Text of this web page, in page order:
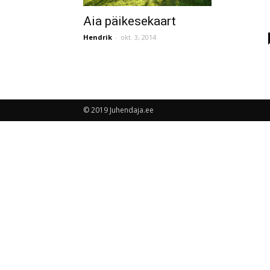
Aia päikesekaart
Hendrik - okt. 3, 2014
© 2019 Juhendaja.ee